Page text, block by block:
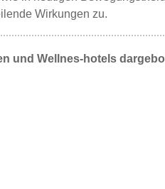
Wirkungen zu.
und Wellnes-hotels